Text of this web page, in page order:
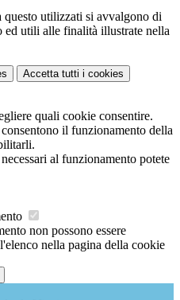
utilizzati si avvalgono di
ed utili alle finalità illustrate nella
Accetta tutti i cookies
quali cookie consentire.
il funzionamento della
al funzionamento potete
non possono essere
nella pagina della cookie